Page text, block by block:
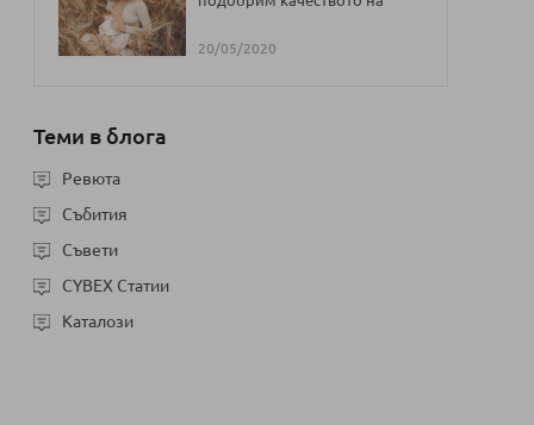
20/05/2020
Теми в блога
Ревюта
Събития
Съвети
CYBEX Статии
Каталози